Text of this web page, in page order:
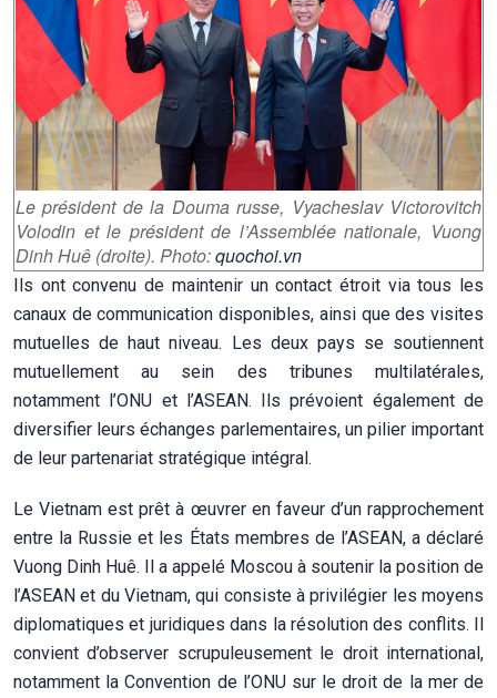
Le président de la Douma russe, Vyacheslav Victorovitch
Volodin et le président de l’Assemblée nationale, Vuong
Dinh Huê (droite). Photo:quochoi.vn
Ils ont convenu de maintenir un contact étroit via tous les
canaux de communication disponibles, ainsi que des visites
mutuelles de haut niveau. Les deux pays se soutiennent
mutuellement au sein des tribunes multilatérales,
notamment l’ONU et l’ASEAN. Ils prévoient également de
diversifier leurs échanges parlementaires, un pilier important
de leur partenariat stratégique intégral.
Le Vietnam est prêt à œuvrer en faveur d’un rapprochement
entre la Russie et les États membres de l’ASEAN, a déclaré
Vuong Dinh Huê. Il a appelé Moscou à soutenir la position de
l’ASEAN et du Vietnam, qui consiste à privilégier les moyens
diplomatiques et juridiques dans la résolution des conflits. Il
convient d’observer scrupuleusement le droit international,
notamment la Convention de l’ONU sur le droit de la mer de